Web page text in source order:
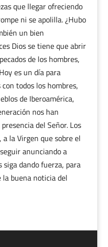
que llegar ofreciendo
ni se apolilla. ¿Hubo
un bien
Dios se tiene que abrir
de los hombres,
es un día para
todos los hombres,
de Iberoamérica,
nos han
del Señor. Los
la Virgen que sobre el
anunciando a
siga dando fuerza, para
la buena noticia del